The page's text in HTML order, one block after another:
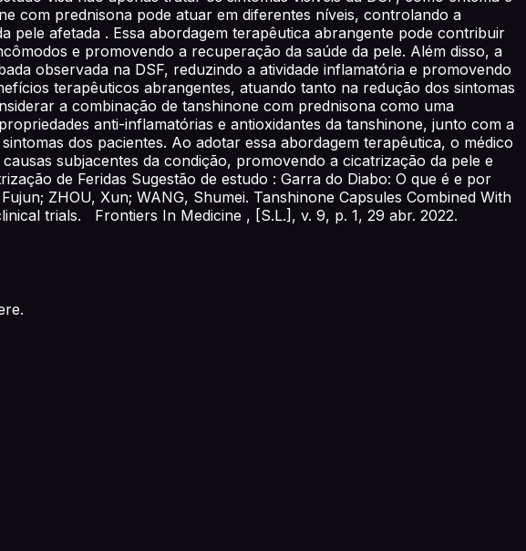
com prednisona pode atuar em diferentes níveis, controlando a
pele afetada . Essa abordagem terapêutica abrangente pode contribuir
e promovendo a recuperação da saúde da pele. Além disso, a
observada na DSF, reduzindo a atividade inflamatória e promovendo
terapêuticos abrangentes, atuando tanto na redução dos sintomas
a combinação de tanshinone com prednisona como uma
anti-inflamatórias e antioxidantes da tanshinone, junto com a
dos pacientes. Ao adotar essa abordagem terapêutica, o médico
subjacentes da condição, promovendo a cicatrização da pele e
de Feridas Sugestão de estudo : Garra do Diabo: O que é e por
ZHOU, Xun; WANG, Shumei. Tanshinone Capsules Combined With
trials. Frontiers In Medicine , [S.L.], v. 9, p. 1, 29 abr. 2022.